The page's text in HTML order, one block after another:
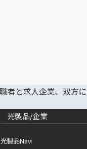
光製品/企業
光製品Navi